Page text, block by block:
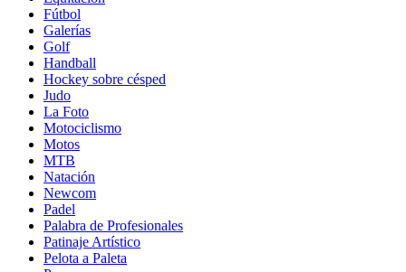
Fútbol
Galerías
Golf
Handball
Hockey sobre césped
Judo
La Foto
Motociclismo
Motos
MTB
Natación
Newcom
Padel
Palabra de Profesionales
Patinaje Artístico
Pelota a Paleta